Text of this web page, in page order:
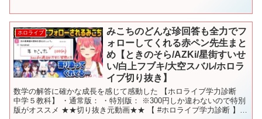
ホロライブ
みこちのどんな珍回答も全力でフ
ォローしてくれる赤ペン先生まと
め【ときのそら/AZKi/星街すいせ
い/白上フブキ/大空スバル/ホロラ
イブ切り抜き】
数学の解答に確かな成長を感じて感動した 【ホロライブ学力診断
中学５教科】 ・通常版： ・特別版： ※300円しか違わないので特別
版がオススメ ★★切り抜き元動画★★ 【 #ホロライブ学力診断 】ホ